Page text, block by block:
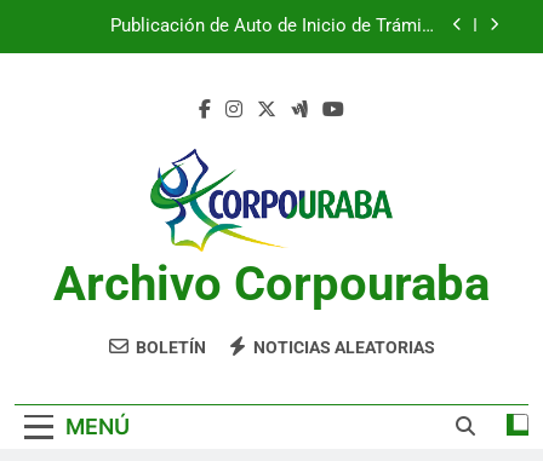
Publicación de Auto de Inicio de Trámite
Notificación por aviso
Publicación de Auto de Inicio de Trámite
Publicación de Auto de Inicio de Trámite
CITACIONES
Archivo Corpouraba
BOLETÍN NOTICIAS ALEATORIAS
MENÚ